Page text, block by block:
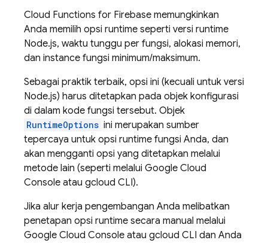
Cloud Functions for Firebase memungkinkan
Anda memilih opsi runtime seperti versi runtime
Node.js, waktu tunggu per fungsi, alokasi memori,
dan instance fungsi minimum/maksimum.
Sebagai praktik terbaik, opsi ini (kecuali untuk versi
Node.js) harus ditetapkan pada objek konfigurasi
di dalam kode fungsi tersebut. Objek
RuntimeOptions ini merupakan sumber
tepercaya untuk opsi runtime fungsi Anda, dan
akan mengganti opsi yang ditetapkan melalui
metode lain (seperti melalui Google Cloud
Console atau gcloud CLI).
Jika alur kerja pengembangan Anda melibatkan
penetapan opsi runtime secara manual melalui
Google Cloud Console atau gcloud CLI dan Anda